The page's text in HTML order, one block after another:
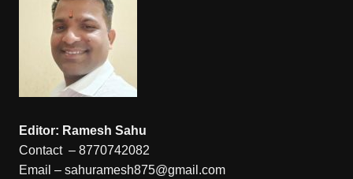
Editor: Ramesh Sahu
Contact – 8770742082
Email – sahuramesh875@gmail.com